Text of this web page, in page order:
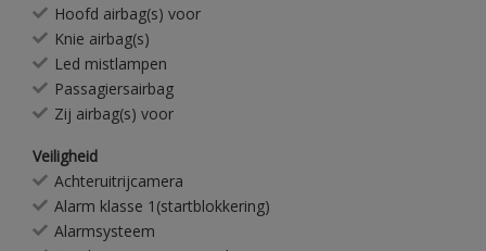
Hoofd airbag(s) voor
Knie airbag(s)
Led mistlampen
Passagiersairbag
Zij airbag(s) voor
Veiligheid
Achteruitrijcamera
Alarm klasse 1(startblokkering)
Alarmsysteem